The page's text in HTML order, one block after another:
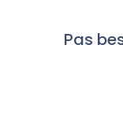
Pas